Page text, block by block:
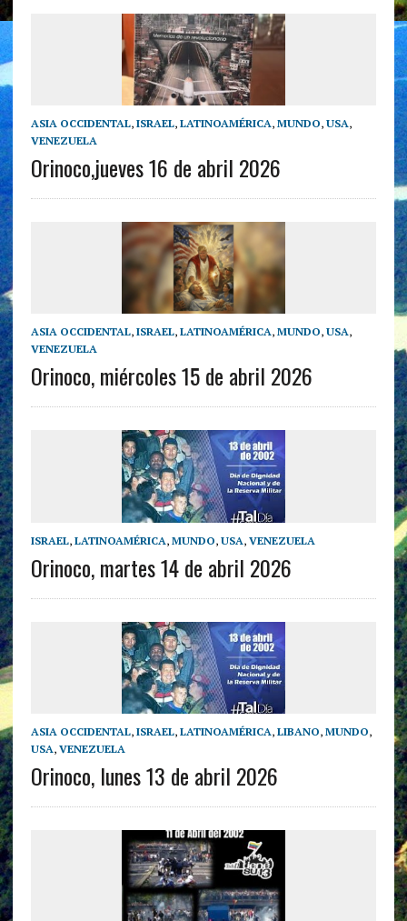
ASIA OCCIDENTAL, ISRAEL, LATINOAMÉRICA, MUNDO, USA,
VENEZUELA
Orinoco,jueves 16 de abril 2026
ASIA OCCIDENTAL, ISRAEL, LATINOAMÉRICA, MUNDO, USA,
VENEZUELA
Orinoco, miércoles 15 de abril 2026
ISRAEL, LATINOAMÉRICA, MUNDO, USA, VENEZUELA
Orinoco, martes 14 de abril 2026
ASIA OCCIDENTAL, ISRAEL, LATINOAMÉRICA, LIBANO, MUNDO,
USA, VENEZUELA
Orinoco, lunes 13 de abril 2026